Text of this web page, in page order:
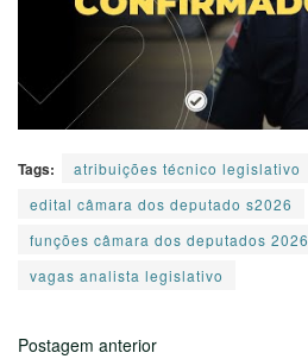
Tags:
atribuições técnico legislativo
edital câmara dos deputado s2026
funções câmara dos deputados 2026
vagas analista legislativo
Postagem anterior